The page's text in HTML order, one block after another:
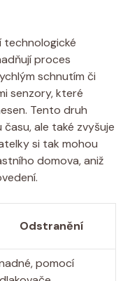
technologické
proces
schnutím či
senzory, které
Tento druh
ale také zvyšuje
si tak mohou
domova, aniž
Odstranění
pomocí